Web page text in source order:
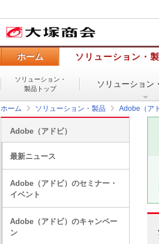
ホーム ソリューション・
ソリューション・
製品トップ
ソリューション・
ホーム ソリューション・製品 Adobe（ア
Adobe（アドビ）
最新ニュース
Adobe（アドビ）のセミナー・
イベント
Adobe（アドビ）のキャンペー
ン